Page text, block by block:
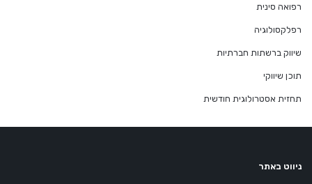
רפואה סינית
רפלקסולוגיה
שיווק ברשתות חברתיות
תוכן שיווקי
תחזית אסטרולוגית חודשית
ניווט באתר